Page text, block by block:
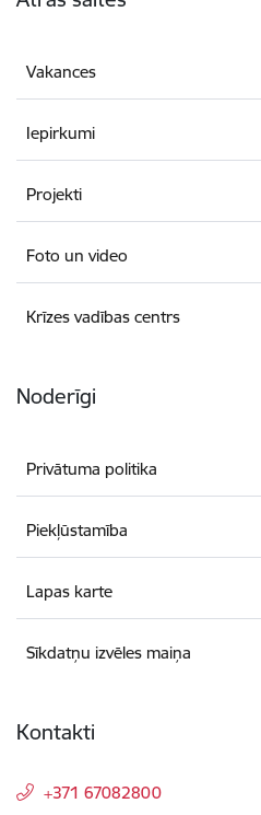
Vakances
Iepirkumi
Projekti
Foto un video
Krīzes vadības centrs
Noderīgi
Privātuma politika
Piekļūstamība
Lapas karte
Sīkdatņu izvēles maiņa
Kontakti
+371 67082800